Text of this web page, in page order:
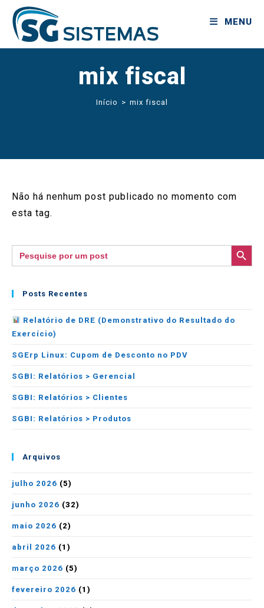
MENU
mix fiscal
Início > mix fiscal
Não há nenhum post publicado no momento com
esta tag.
Search
for:
SEARCH BUTTON
Posts Recentes
Relatório de DRE (Demonstrativo do Resultado do
Exercício)
SGErp Linux: Cupom de Desconto no PDV
SGBI: Relatórios > Gerencial
SGBI: Relatórios > Clientes
SGBI: Relatórios > Produtos
Arquivos
julho 2026 (5)
junho 2026 (32)
maio 2026 (2)
abril 2026 (1)
março 2026 (5)
fevereiro 2026 (1)